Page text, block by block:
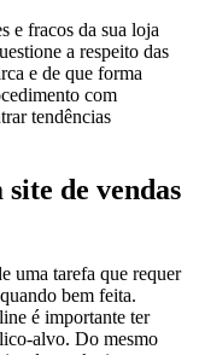
e fracos da sua loja
a respeito das
e de que forma
com
tendências
de vendas
uma tarefa que requer
bem feita.
é importante ter
alvo. Do mesmo